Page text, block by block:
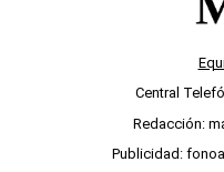
Central
Redacción:
Publicidad: